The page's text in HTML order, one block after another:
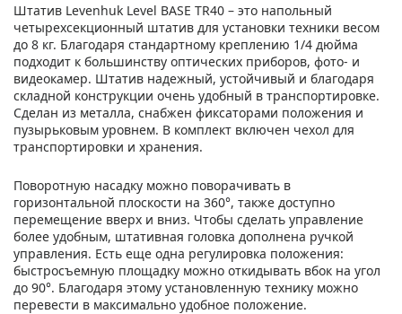
Штатив Levenhuk Level BASE TR40 – это напольный
четырехсекционный штатив для установки техники весом
до 8 кг. Благодаря стандартному креплению 1/4 дюйма
подходит к большинству оптических приборов, фото- и
видеокамер. Штатив надежный, устойчивый и благодаря
складной конструкции очень удобный в транспортировке.
Сделан из металла, снабжен фиксаторами положения и
пузырьковым уровнем. В комплект включен чехол для
транспортировки и хранения.
Поворотную насадку можно поворачивать в
горизонтальной плоскости на 360°, также доступно
перемещение вверх и вниз. Чтобы сделать управление
более удобным, штативная головка дополнена ручкой
управления. Есть еще одна регулировка положения:
быстросъемную площадку можно откидывать вбок на угол
до 90°. Благодаря этому установленную технику можно
перевести в максимально удобное положение.